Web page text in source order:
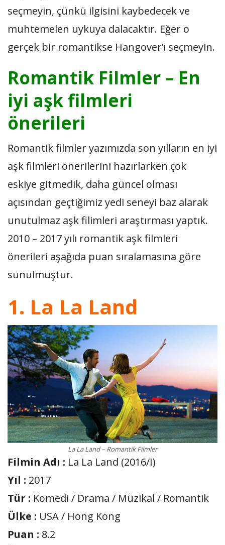
seçmeyin, çünkü ilgisini kaybedecek ve
muhtemelen uykuya dalacaktır. Eğer o
gerçek bir romantikse Hangover’ı seçmeyin.
Romantik Filmler – En
iyi aşk filmleri
önerileri
Romantik filmler yazımızda son yılların en iyi
aşk filmleri önerilerini hazırlarken çok
eskiye gitmedik, daha güncel olması
açısından geçtiğimiz yedi seneyi baz alarak
unutulmaz aşk filimleri araştırması yaptık.
2010 – 2017 yılı romantik aşk filmleri
önerileri aşağıda puan sıralamasına göre
sunulmuştur.
1. La La Land
La La Land – Romantik Filmler
Filmin Adı : La La Land (2016/I)
Yıl : 2017
Tür : Komedi / Drama / Müzikal / Romantik
Ülke : USA / Hong Kong
Puan : 8.2